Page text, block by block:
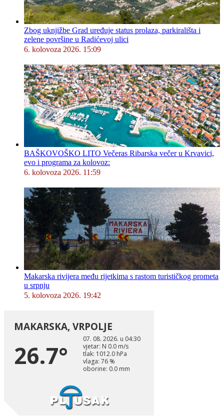
Zbog uknjižbe Grad uređuje status prolaza, parkirališta i
zelene površine u Radićevoj ulici
6. kolovoza 2026. 15:09
BAŠKOVOŠKO LITO Večeras Ribarska večer u Krvavici,
evo i programa za kolovoz:
6. kolovoza 2026. 11:59
Makarska rivijera među rijetkima s rastom turističkog prometa
u srpnju
5. kolovoza 2026. 19:42